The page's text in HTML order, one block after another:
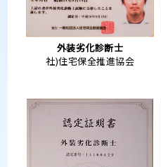
外装劣化診断士
社)住宅保全推進協会